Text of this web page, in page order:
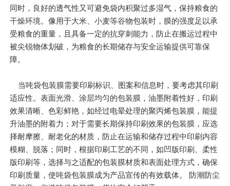
同时，良好的透气性又可避免袋内积聚过多湿气，保持粮食的
干燥环境。像用于大米、小麦等谷物包装时，膜的强度足以承
受粮食的重量，且具备一定的抗穿刺能力，防止在搬运过程中
被尖锐物体划破，为粮食的长期储存与安全运输提供可靠保
障。
当吨袋包装膜需要印刷标识、图案和信息时，要考虑其印刷
适应性。表面光滑、涂层均匀的包装膜，油墨附着性好，印刷
效果清晰、色彩鲜艳，如经过电晕处理的聚丙烯包装膜，能提
升油墨的附着力；对于需要长期保持印刷效果的包装膜，应选
择耐摩擦、耐老化的材质，防止在运输和储存过程中印刷内容
模糊、脱落；同时，根据印刷工艺的不同，如凹版印刷、柔性
版印刷等，选择与之适配的包装膜材质和表面处理方式，确保
印刷质量，使吨袋包装膜成为产品宣传的有效载体。 防潮防尘